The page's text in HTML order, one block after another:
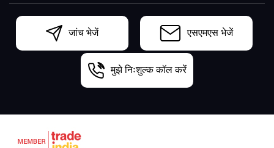
जांच भेजें एसएमएस भेजें
मुझे निःशुल्क कॉल करें